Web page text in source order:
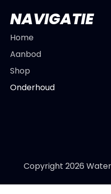
NAVIGATIE
Home
Aanbod
Shop
Onderhoud
Copyright 2026